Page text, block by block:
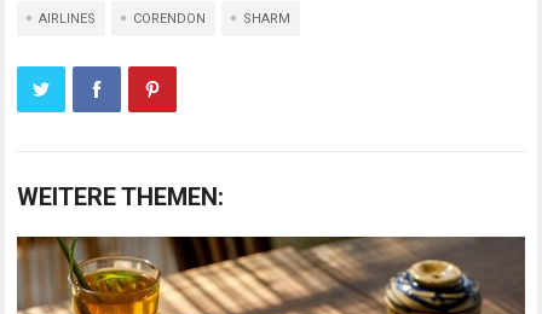
AIRLINES CORENDON SHARM
WEITERE THEMEN: